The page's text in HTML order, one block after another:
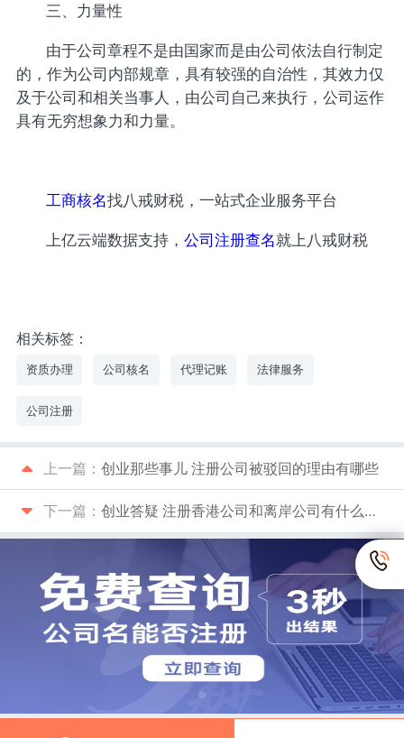
三、力量性
由于公司章程不是由国家而是由公司依法自行制定
的，作为公司内部规章，具有较强的自治性，其效力仅
及于公司和相关当事人，由公司自己来执行，公司运作
具有无穷想象力和力量。
工商核名找八戒财税，一站式企业服务平台
上亿云端数据支持，公司注册查名就上八戒财税
相关标签：
资质办理 公司核名 代理记账 法律服务
公司注册
上一篇： 创业那些事儿 注册公司被驳回的理由有哪些
下一篇： 创业答疑 注册香港公司和离岸公司有什么区别